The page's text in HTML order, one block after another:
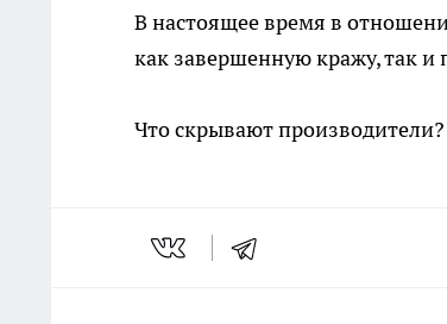
В настоящее время в
как завершенную кражу, так
Что скрывают